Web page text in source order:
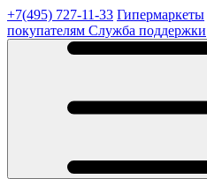
+7(495) 727-11-33 Гипермаркеты
покупателям Служба поддержки